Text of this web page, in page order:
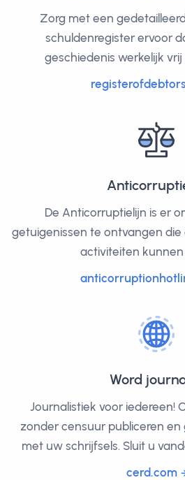
Zorg met een
schuldenregister ervoor
geschiedenis werkelijk vrij
De Anticorruptielijn is er
getuigenissen te ontvangen
activiteiten
Word
Journalistiek voor iedereen!
zonder censuur publiceren en
met uw schrijfsels. Sluit u
cerd.com